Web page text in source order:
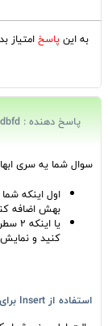
به اینپاسخامتیاز
پاسخ دهنده : saedbfd
سوال شما یه سری
بهش اضافه
یا
کنید و
استفاده از Insert برای افزودن سطر به لیست در سی شارپ